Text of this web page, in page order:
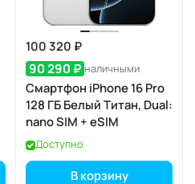
100 320 ₽
90 290 ₽ наличными
Смартфон iPhone 16 Pro
128 ГБ Белый Титан, Dual:
nano SIM + eSIM
Доступно
В корзину